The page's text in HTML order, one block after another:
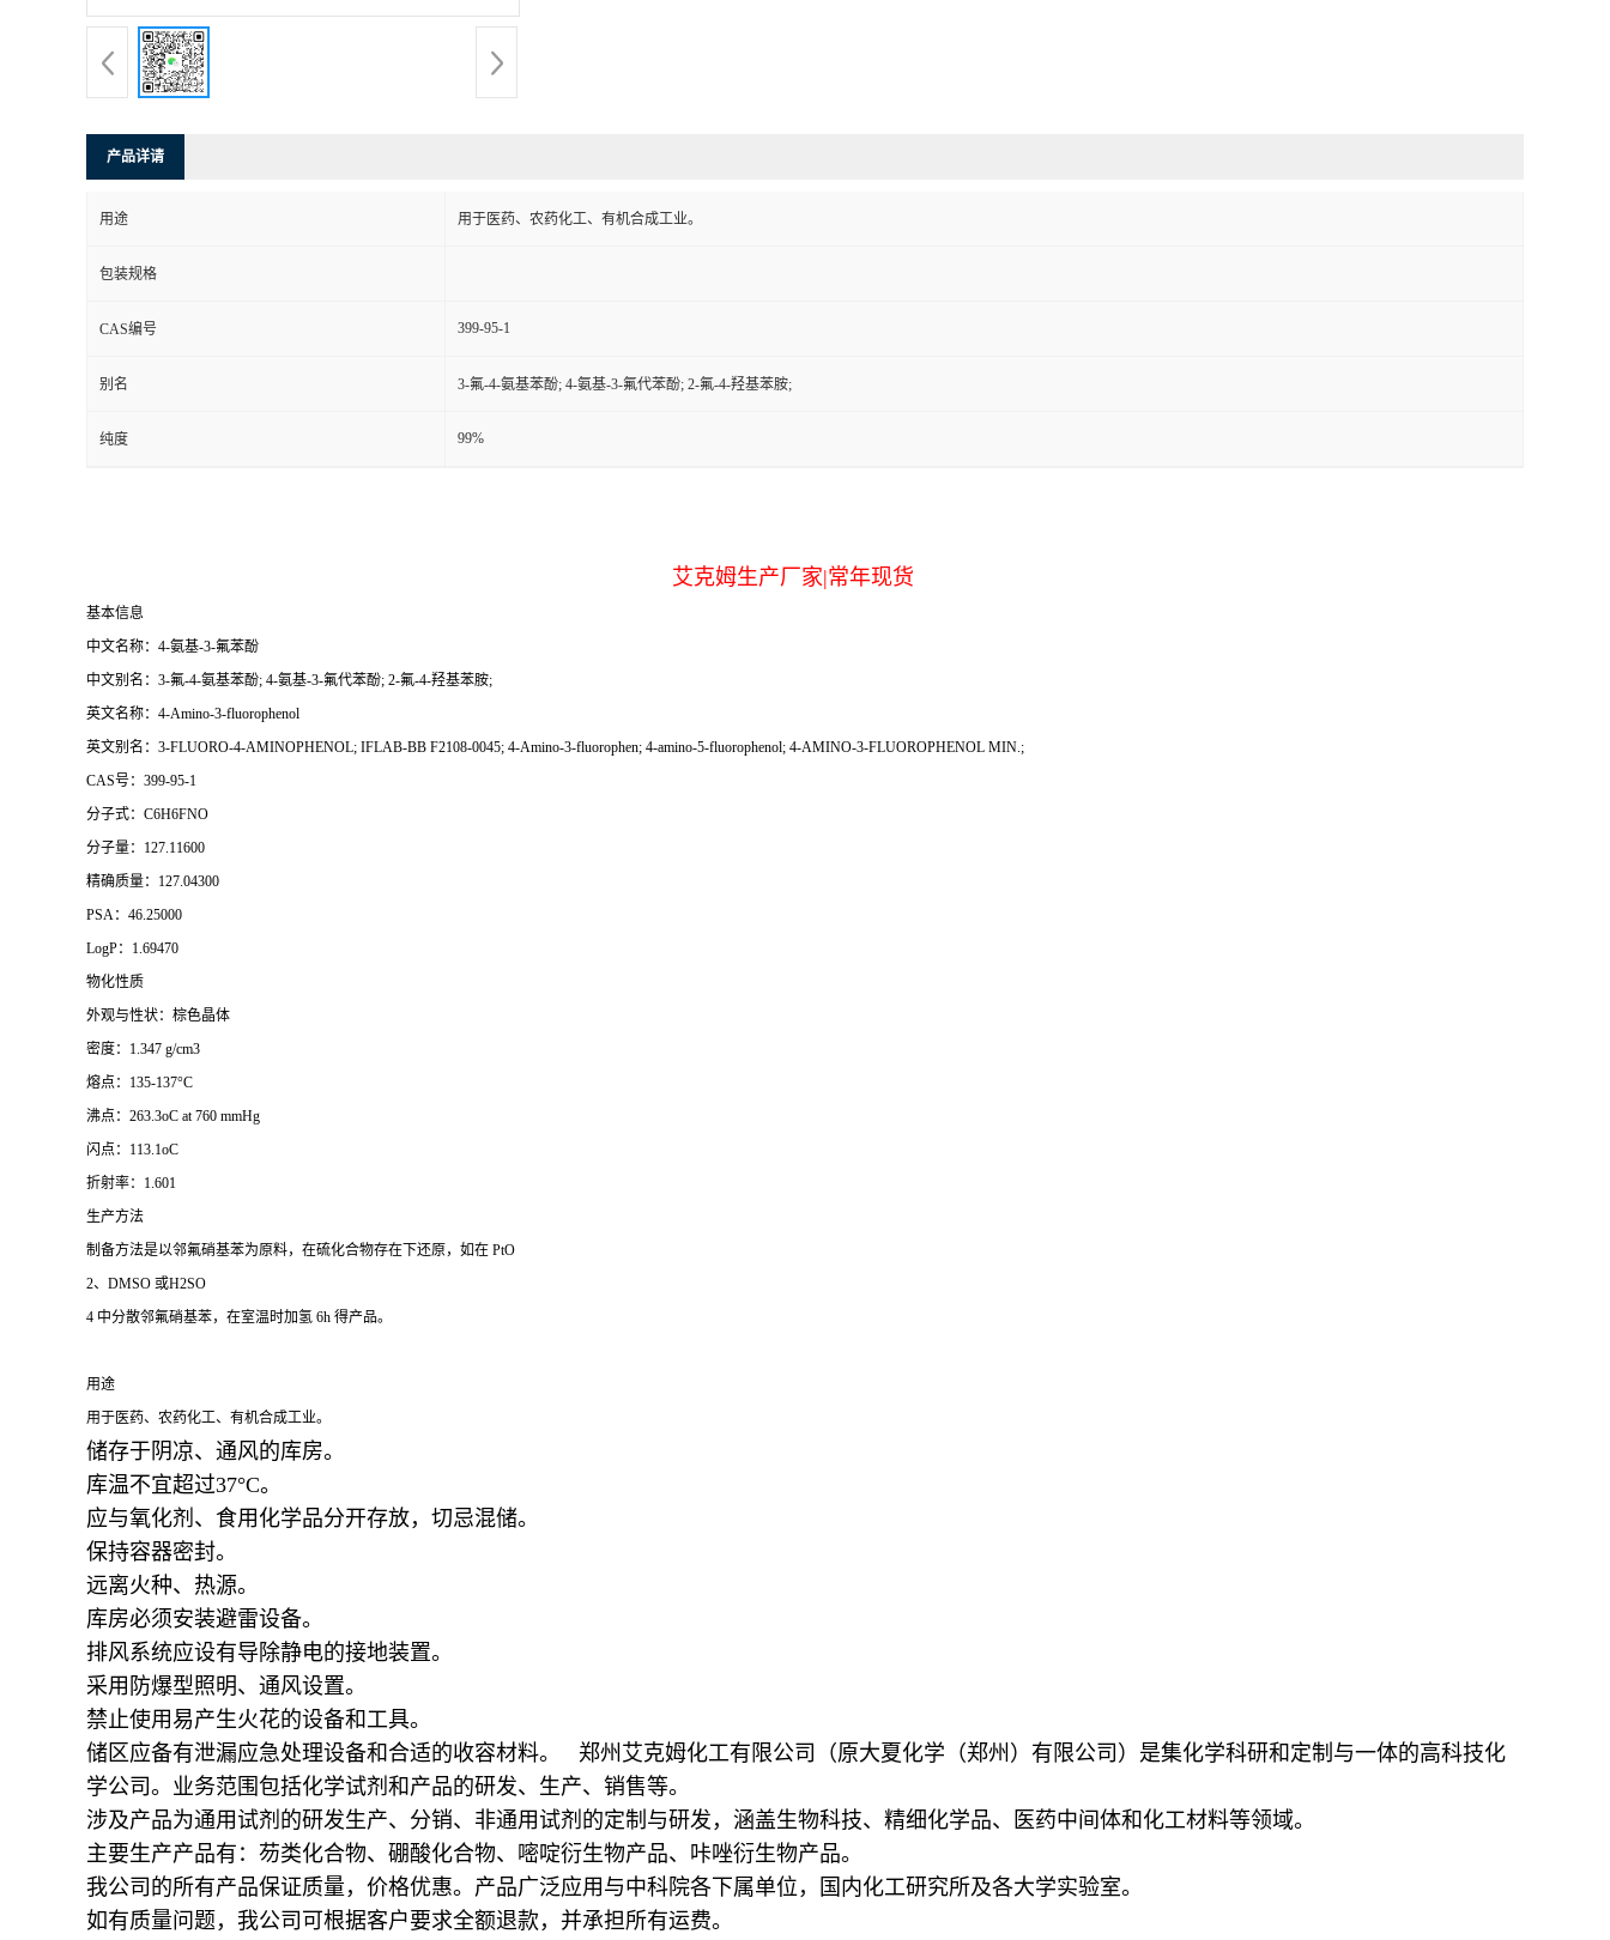
产品详请
用途 用于医药、农药化工、有机合成工业。
包装规格
CAS编号 399-95-1
别名 3-氟-4-氨基苯酚; 4-氨基-3-氟代苯酚; 2-氟-4-羟基苯胺;
纯度 99%
艾克姆生产厂家|常年现货
基本信息
中文名称：4-氨基-3-氟苯酚
中文别名：3-氟-4-氨基苯酚; 4-氨基-3-氟代苯酚; 2-氟-4-羟基苯胺;
英文名称：4-Amino-3-fluorophenol
英文别名：3-FLUORO-4-AMINOPHENOL; IFLAB-BB F2108-0045; 4-Amino-3-fluorophen; 4-amino-5-fluorophenol; 4-AMINO-3-FLUOROPHENOL MIN.;
CAS号：399-95-1
分子式：C6H6FNO
分子量：127.11600
精确质量：127.04300
PSA：46.25000
LogP：1.69470
物化性质
外观与性状：棕色晶体
密度：1.347 g/cm3
熔点：135-137°C
沸点：263.3oC at 760 mmHg
闪点：113.1oC
折射率：1.601
生产方法
制备方法是以邻氟硝基苯为原料，在硫化合物存在下还原，如在 PtO
2、DMSO 或H2SO
4 中分散邻氟硝基苯，在室温时加氢 6h 得产品。
用途
用于医药、农药化工、有机合成工业。
储存于阴凉、通风的库房。
库温不宜超过37°C。
应与氧化剂、食用化学品分开存放，切忌混储。
保持容器密封。
远离火种、热源。
库房必须安装避雷设备。
排风系统应设有导除静电的接地装置。
采用防爆型照明、通风设置。
禁止使用易产生火花的设备和工具。
储区应备有泄漏应急处理设备和合适的收容材料。 郑州艾克姆化工有限公司（原大夏化学（郑州）有限公司）是集化学科研和定制与一体的高科技化
学公司。业务范围包括化学试剂和产品的研发、生产、销售等。
涉及产品为通用试剂的研发生产、分销、非通用试剂的定制与研发，涵盖生物科技、精细化学品、医药中间体和化工材料等领域。
主要生产产品有：芴类化合物、硼酸化合物、嘧啶衍生物产品、咔唑衍生物产品。
我公司的所有产品保证质量，价格优惠。产品广泛应用与中科院各下属单位，国内化工研究所及各大学实验室。
如有质量问题，我公司可根据客户要求全额退款，并承担所有运费。